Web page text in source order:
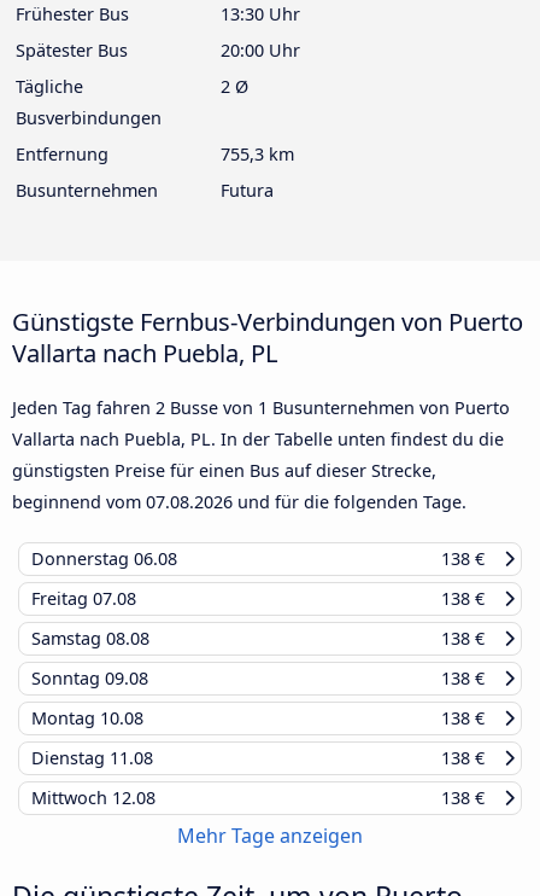
Frühester Bus
13:30 Uhr
Spätester Bus
20:00 Uhr
Tägliche
Busverbindungen
2 Ø
Entfernung
755,3 km
Busunternehmen
Futura
Günstigste Fernbus-Verbindungen von Puerto
Vallarta nach Puebla, PL
Jeden Tag fahren 2 Busse von 1 Busunternehmen von Puerto
Vallarta nach Puebla, PL. In der Tabelle unten findest du die
günstigsten Preise für einen Bus auf dieser Strecke,
beginnend vom 07.08.2026 und für die folgenden Tage.
Donnerstag 06.08
138 €
Freitag 07.08
138 €
Samstag 08.08
138 €
Sonntag 09.08
138 €
Montag 10.08
138 €
Dienstag 11.08
138 €
Mittwoch 12.08 138 €
Mehr Tage anzeigen